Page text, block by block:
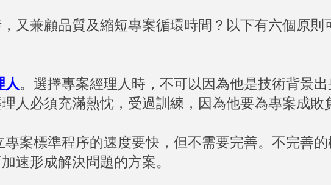
又兼顧品質及縮短專案循環時間？以下有六個原則
人。選擇專案經理人時，不可以因為他是技術背景
人必須充滿熱忱，受過訓練，因為他要為專案成敗
專案標準程序的速度要快，但不需要完善。不完善的
速形成解決問題的方案。